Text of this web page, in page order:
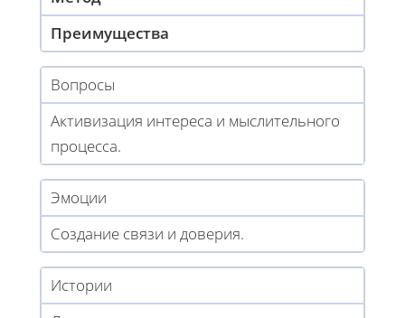
Преимущества
Вопросы
Активизация интереса и мыслительного
процесса.
Эмоции
Создание связи и доверия.
Истории